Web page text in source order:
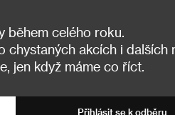
během celého roku.
chystaných akcích i dalších
jen když máme co říct.
Přihlásit se k odběru